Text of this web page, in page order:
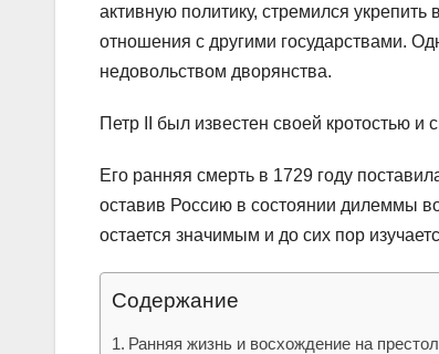
активную политику, стремился
отношения с другими государствами.
недовольством дворянства.
Петр II был известен своей кротостью и
Его ранняя смерть в 1729 году
оставив Россию в состоянии дилеммы
остается значимым и до сих пор
Содержание
Ранняя жизнь и восхождение на престол